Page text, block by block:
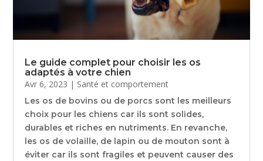
Le guide complet pour choisir les os
adaptés à votre chien
Avr 6, 2023 | Santé et comportement
Les os de bovins ou de porcs sont les meilleurs
choix pour les chiens car ils sont solides,
durables et riches en nutriments. En revanche,
les os de volaille, de lapin ou de mouton sont à
éviter car ils sont fragiles et peuvent causer des